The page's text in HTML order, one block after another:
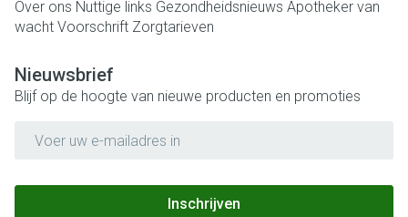
Over ons Nuttige links Gezondheidsnieuws Apotheker van
wacht Voorschrift Zorgtarieven
Nieuwsbrief
Blijf op de hoogte van nieuwe producten en promoties
Inschrijven